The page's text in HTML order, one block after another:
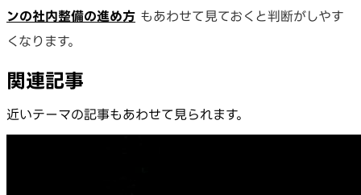
ンの社内整備の進め方 もあわせて見ておくと判断がしやす
くなります。
関連記事
近いテーマの記事もあわせて見られます。